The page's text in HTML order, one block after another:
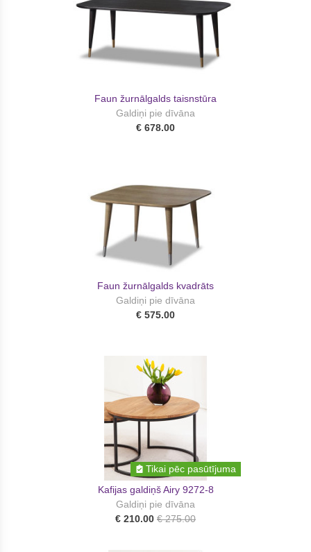
Faun žurnālgalds taisnstūra
Galdiņi pie dīvāna
€ 678.00
Faun žurnālgalds kvadrāts
Galdiņi pie dīvāna
€ 575.00
Tikai pēc pasūtījuma
Kafijas galdiņš Airy 9272-8
Galdiņi pie dīvāna
€ 210.00 € 275.00